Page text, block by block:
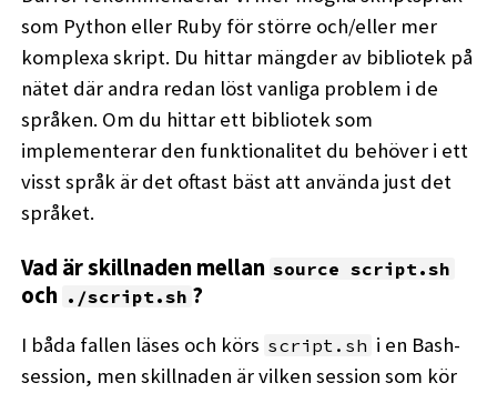
som Python eller Ruby för större och/eller mer
komplexa skript. Du hittar mängder av bibliotek på
nätet där andra redan löst vanliga problem i de
språken. Om du hittar ett bibliotek som
implementerar den funktionalitet du behöver i ett
visst språk är det oftast bäst att använda just det
språket.
Vad är skillnaden mellan source script.sh
och ./script.sh ?
I båda fallen läses och körs script.sh i en Bash-
session, men skillnaden är vilken session som kör